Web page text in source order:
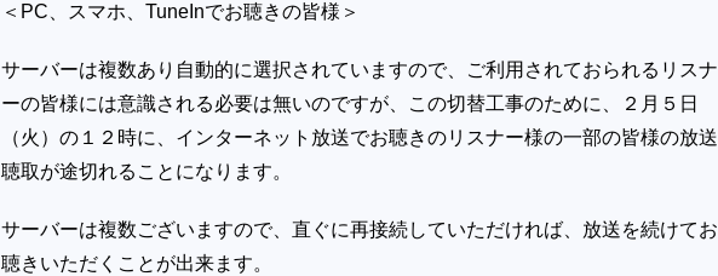
＜PC、スマホ、TuneInでお聴きの皆様＞
サーバーは複数あり自動的に選択されていますので、ご利用されておられるリスナ
ーの皆様には意識される必要は無いのですが、この切替工事のために、２月５日
（火）の１２時に、インターネット放送でお聴きのリスナー様の一部の皆様の放送
聴取が途切れることになります。
サーバーは複数ございますので、直ぐに再接続していただければ、放送を続けてお
聴きいただくことが出来ます。